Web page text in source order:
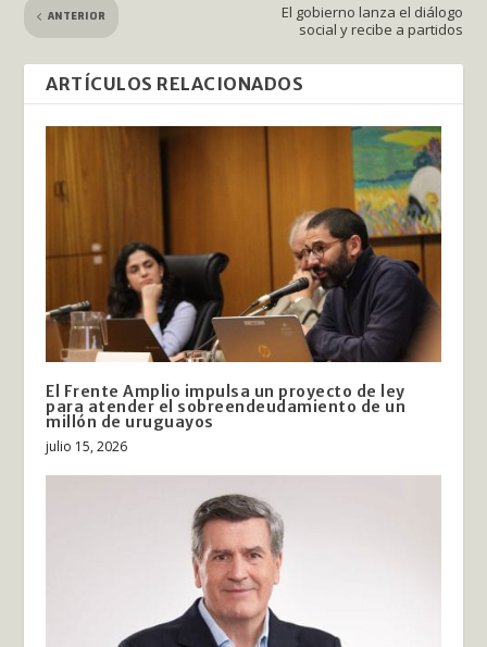
ANTERIOR
El gobierno lanza el diálogo
social y recibe a partidos
ARTÍCULOS RELACIONADOS
El Frente Amplio impulsa un proyecto de ley
para atender el sobreendeudamiento de un
millón de uruguayos
julio 15, 2026